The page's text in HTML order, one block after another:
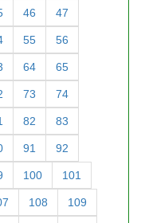
46 47
55 56
64 65
73 74
82 83
91 92
100 101
108 109